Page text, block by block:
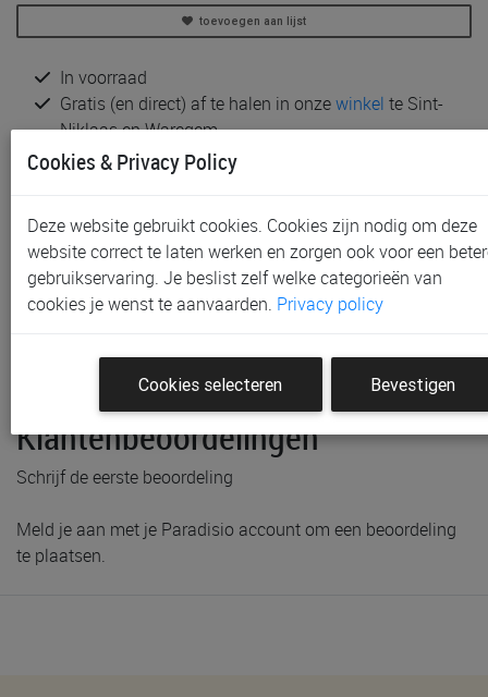
toevoegen aan lijst
In voorraad
Gratis (en direct) af te halen in onzewinkel te Sint-
Niklaas en Waregem
Gratis (na bestelling) af te halen in onze
mogelijk wegens beschadigingsrisico, te groot
volume of gewicht: contacteer onsvoor een offerte bij
thuislevering
Voorraad bij Paradisio
Klantenbeoordelingen
Schrijf de eerste beoordeling
Meld je aan met je Paradisio account om een beoordeling
te plaatsen.
Cookies & Privacy Policy
Deze website gebruikt cookies. Cookies zijn nodig om deze
website correct te laten werken en zorgen ook voor een
gebruikservaring. Je beslist zelf welke categorieën van
cookies je wenst te aanvaarden. Privacy policy
Cookies selecteren Bevestigen